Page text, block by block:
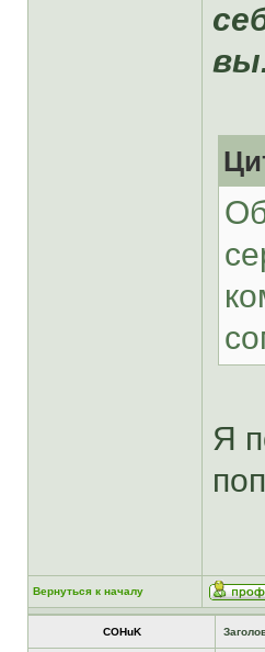
Я
Вернуться к началу
COHuK